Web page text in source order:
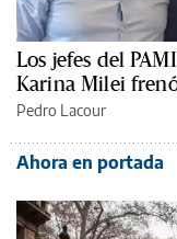
Los jefes del
Karina Milei
Pedro Lacour
Ahora en portada